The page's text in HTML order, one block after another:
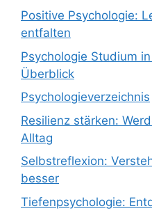
Positive Psychologie:
entfalten
Psychologie Studium
Überblick
Psychologieverzeichnis
Resilienz stärken:
Alltag
Selbstreflexion:
besser
Tiefenpsychologie: